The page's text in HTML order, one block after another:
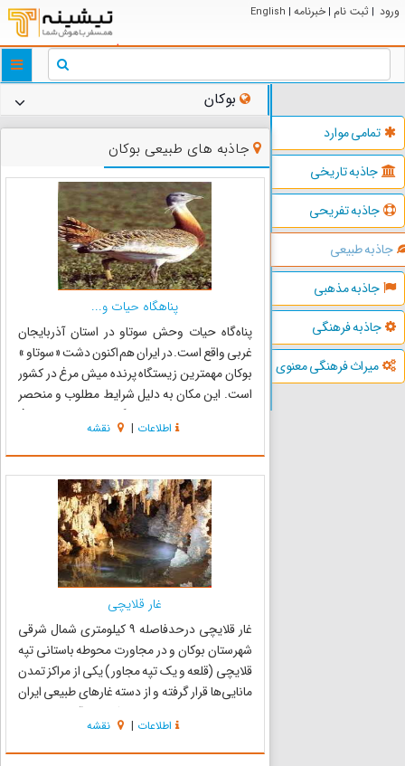
ورود | ثبت نام | خبرنامه |
English
تمامی موارد
جاذبه تاریخی
جاذبه تفریحی
جاذبه طبیعی
جاذبه مذهبی
جاذبه فرهنگی
میراث فرهنگی معنوی
بوکان
جاذبه های طبیعی بوکان
پناهگاه حیات و...
پناه‌گاه حیات وحش سوتاو در استان آذربایجان
غربی واقع است. در ایران هم اکنون دشت « سوتاو »
بوکان مهمترین زیستگاه پرنده میش مرغ در کشور
است. این مکان به دلیل شرایط مطلوب و منحصر
بفرد خود به مهمترین زیستگاه پرنده نادر میش مرغ
در سطح کشور تبدیل شده‌است. دشت سوتاو که یک
پهنه تپه ماهوری به ...
اطلاعات | نقشه
غار قلایچی
غار قلایچی درحدفاصله ۹ کیلومتری شمال شرقی
شهرستان بوکان و در مجاورت محوطه باستانی تپه
قلایچی (قلعه و یک تپه مجاور) یکی از مراکز تمدن
مانایی‌ها قرار گرفته و از دسته غارهای طبیعی ایران
به حساب می‌رود، این در اثر نفوذ آب در طبقات
آهکی شکل گرفته و از نظر ساختار غار؛ آن را از جملهٔ
غنی‌ترین ...
اطلاعات | نقشه